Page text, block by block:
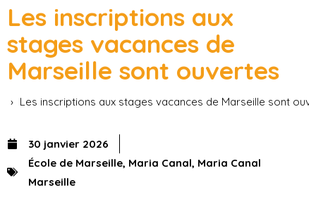
Les inscriptions aux
stages vacances de
Marseille sont ouvertes
Accueil
Actus
Les inscriptions aux stages vacances de Marseille sont
30 janvier 2026
École de Marseille, Maria Canal, Maria Canal
Marseille